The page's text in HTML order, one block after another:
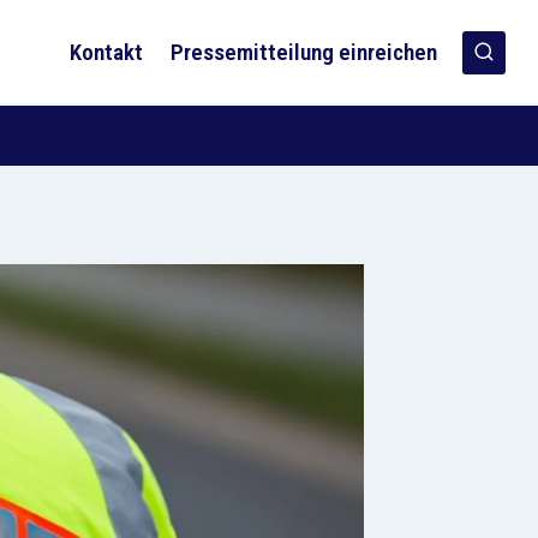
Kontakt Pressemitteilung einreichen